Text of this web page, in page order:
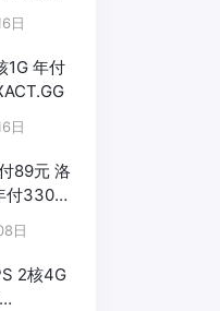
日
1G 年付
日
89元 洛
付330元
日
2核4G